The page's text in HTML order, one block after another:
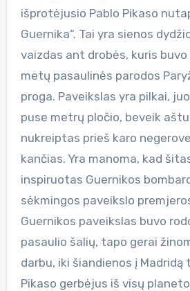
išprotėjusio Pablo Pikaso
Guernika“. Tai yra sienos
vaizdas ant drobės, kuris
metų pasaulinės parodos
proga. Paveikslas yra pilkai,
puse metrų pločio, beveik
nukreiptas prieš karo
kančias. Yra manoma, kad
inspiruotas Guernikos
sėkmingos paveikslo
Guernikos paveikslas buvo
pasaulio šalių, tapo gerai
darbu, iki šiandienos į Madridą
Pikaso gerbėjus iš visų